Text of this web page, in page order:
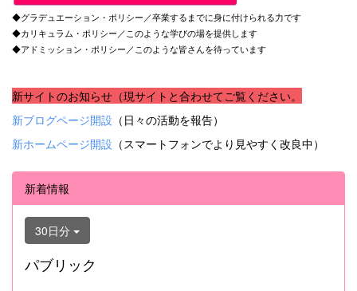
◆グラデュエーション・ポリシー／卒業するまでに身に付けられる力です
◆カリキュラム・ポリシー／このような学びの場を提供します
◆アドミッション・ポリシー／このような皆さんを待っています
新サイトのお知らせ（現サイトと合わせてご覧ください。
新ブログページ開設 （日々の活動を報告）
新ホームページ開設 （スマートフォンでより見やすく改良中）
新着情報
30日分
パブリック